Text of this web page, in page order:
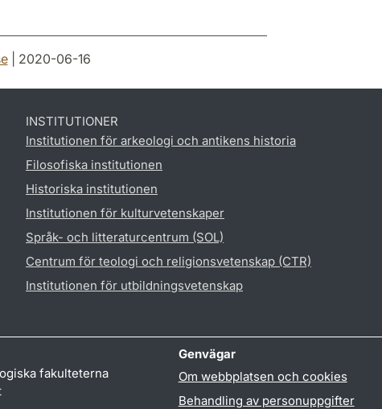
| 2020-06-16
INSTITUTIONER
Institutionen för arkeologi och antikens historia
Filosofiska institutionen
Historiska institutionen
Institutionen för kulturvetenskaper
Språk- och litteraturcentrum (SOL)
Centrum för teologi och religionsvetenskap (CTR)
Institutionen för utbildningsvetenskap
fakulteterna
Genvägar
Om webbplatsen och cookies
Behandling av personuppgifter